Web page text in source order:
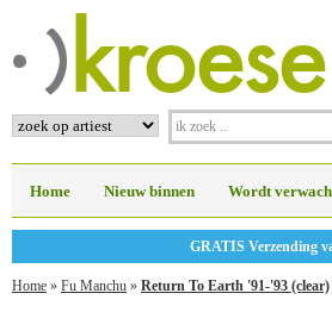
Home Nieuw binnen Wordt
GRATIS Verzending
Home » Fu Manchu » Return To Earth '91-'93 (clear)